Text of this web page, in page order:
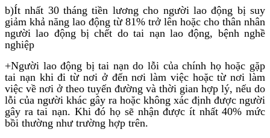
b)Ít nhất 30 tháng tiền lương cho người lao động bị suy
giảm khả năng lao động từ 81% trở lên hoặc cho thân nhân
người lao động bị chết do tai nạn lao động, bệnh nghề
nghiệp
+Người lao động bị tai nạn do lỗi của chính họ hoặc gặp
tai nạn khi đi từ nơi ở đến nơi làm việc hoặc từ nơi làm
việc về nơi ở theo tuyến đường và thời gian hợp lý, nếu do
lỗi của người khác gây ra hoặc không xác định được người
gây ra tai nạn. Khi đó họ sẽ nhận được ít nhất 40% mức
bồi thường như trường hợp trên.